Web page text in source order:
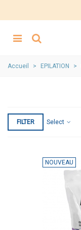
Accueil > EPILATION >
FILTER Select
NOUVEAU